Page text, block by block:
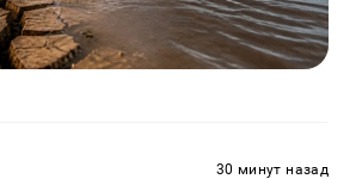
30 минут назад